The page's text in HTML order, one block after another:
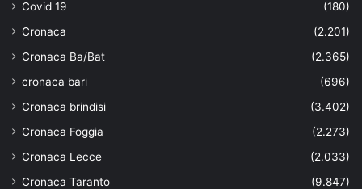
Covid 19
(180)
Cronaca
(2.201)
Cronaca Ba/Bat
(2.365)
cronaca bari
(696)
Cronaca brindisi
(3.402)
Cronaca Foggia
(2.273)
Cronaca Lecce
(2.033)
Cronaca Taranto
(9.847)